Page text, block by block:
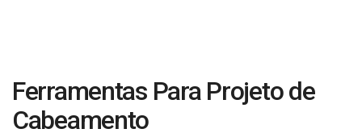
Ferramentas Para Projeto de
Cabeamento